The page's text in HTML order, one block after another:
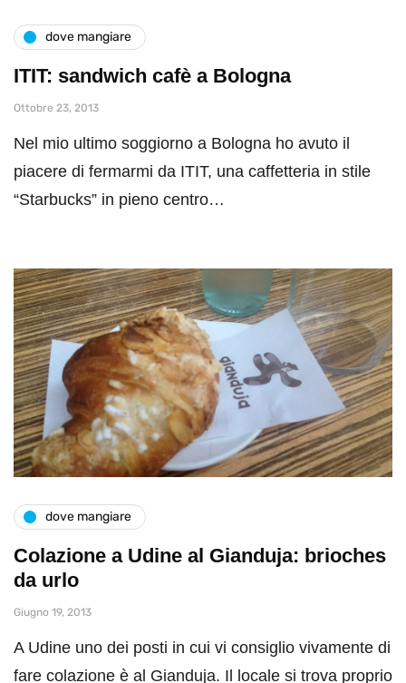
dove mangiare
ITIT: sandwich cafè a Bologna
Ottobre 23, 2013
Nel mio ultimo soggiorno a Bologna ho avuto il
piacere di fermarmi da ITIT, una caffetteria in stile
“Starbucks” in pieno centro…
dove mangiare
Colazione a Udine al Gianduja: brioches
da urlo
Giugno 19, 2013
A Udine uno dei posti in cui vi consiglio vivamente di
fare colazione è al Gianduja. Il locale si trova proprio